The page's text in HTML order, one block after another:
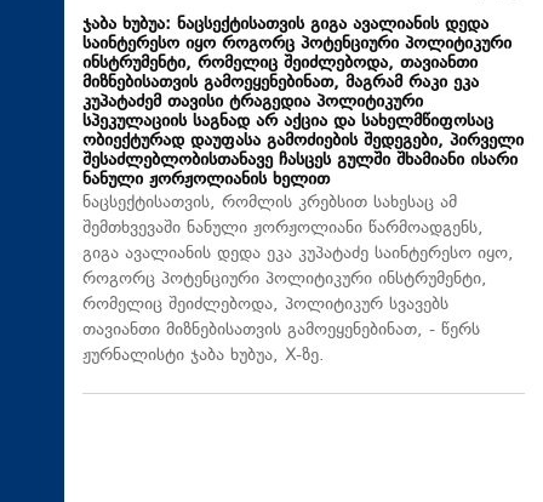
ჯაბა ხუბუა: ნაცსექტისათვის გიგა ავალიანის დედა
საინტერესო იყო როგორც პოტენციური პოლიტიკური
ინსტრუმენტი, რომელიც შეიძლებოდა, თავიანთი
მიზნებისათვის გამოეყენებინათ, მაგრამ რაკი ეკა
კუპატაძემ თავისი ტრაგედია პოლიტიკური
სპეკულაციის საგნად არ აქცია და სახელმწიფოსაც
ობიექტურად დაუფასა გამოძიების შედეგები, პირველი
შესაძლებლობისთანავე ჩასცეს გულში შხამიანი ისარი
ნანული ჟორჟოლიანის ხელით
ნაცსექტისათვის, რომლის კრებსით სახესაც ამ
შემთხვევაში ნანული ჟორჟოლიანი წარმოადგენს,
გიგა ავალიანის დედა ეკა კუპატაძე საინტერესო იყო,
როგორც პოტენციური პოლიტიკური ინსტრუმენტი,
რომელიც შეიძლებოდა, პოლიტიკურ სვავებს
თავიანთი მიზნებისათვის გამოეყენებინათ, - წერს
ჟურნალისტი ჯაბა ხუბუა, X-ზე.